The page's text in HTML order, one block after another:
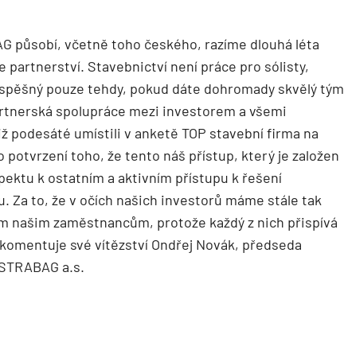
působí, včetně toho českého, razíme dlouhá léta
partnerství. Stavebnictví není práce pro sólisty,
pouze tehdy, pokud dáte dohromady skvělý tým
spolupráce mezi investorem a všemi
podesáté umístili v anketě TOP stavební firma na
potvrzení toho, že tento náš přístup, který je založen
k ostatním a aktivním přístupu k řešení
Za to, že v očích našich investorů máme stále tak
našim zaměstnancům, protože každý z nich přispívá
své vítězství Ondřej Novák, předseda
a.s.